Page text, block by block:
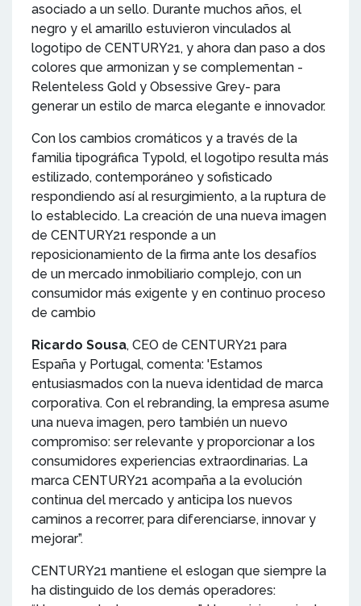
asociado a un sello. Durante muchos años, el
negro y el amarillo estuvieron vinculados al
logotipo de CENTURY21, y ahora dan paso a dos
colores que armonizan y se complementan -
Relenteless Gold y Obsessive Grey- para
generar un estilo de marca elegante e innovador.
Con los cambios cromáticos y a través de la
familia tipográfica Typold, el logotipo resulta más
estilizado, contemporáneo y sofisticado
respondiendo así al resurgimiento, a la ruptura de
lo establecido. La creación de una nueva imagen
de CENTURY21 responde a un
reposicionamiento de la firma ante los desafíos
de un mercado inmobiliario complejo, con un
consumidor más exigente y en continuo proceso
de cambio
Ricardo Sousa, CEO de CENTURY21 para
España y Portugal, comenta: 'Estamos
entusiasmados con la nueva identidad de marca
corporativa. Con el rebranding, la empresa asume
una nueva imagen, pero también un nuevo
compromiso: ser relevante y proporcionar a los
consumidores experiencias extraordinarias. La
marca CENTURY21 acompaña a la evolución
continua del mercado y anticipa los nuevos
caminos a recorrer, para diferenciarse, innovar y
mejorar”.
CENTURY21 mantiene el eslogan que siempre la
ha distinguido de los demás operadores: